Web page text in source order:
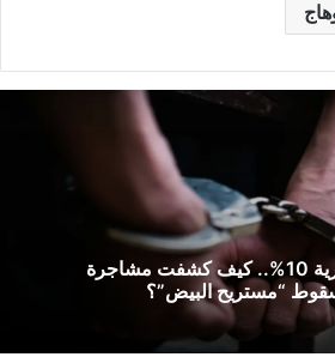
وعدهم بأرباح شهرية 10%.. كيف كشفت مشاجرة
“مستريح البيض”؟